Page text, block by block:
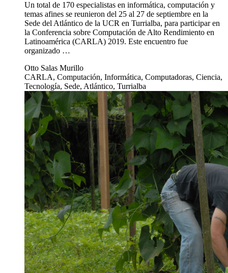
Un total de 170 especialistas en informática, computación y
temas afines se reunieron del 25 al 27 de septiembre en la
Sede del Atlántico de la UCR en Turrialba, para participar en
la Conferencia sobre Computación de Alto Rendimiento en
Latinoamérica (CARLA) 2019. Este encuentro fue
organizado …
Otto Salas Murillo
CARLA, Computación, Informática, Computadoras, Ciencia,
Tecnología, Sede, Atlántico, Turrialba